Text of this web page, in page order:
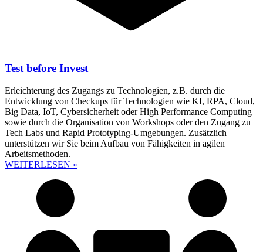
Test before Invest
Erleichterung des Zugangs zu Technologien, z.B. durch die
Entwicklung von Checkups für Technologien wie KI, RPA, Cloud,
Big Data, IoT, Cybersicherheit oder High Performance Computing
sowie durch die Organisation von Workshops oder den Zugang zu
Tech Labs und Rapid Prototyping-Umgebungen. Zusätzlich
unterstützen wir Sie beim Aufbau von Fähigkeiten in agilen
Arbeitsmethoden.
WEITERLESEN »